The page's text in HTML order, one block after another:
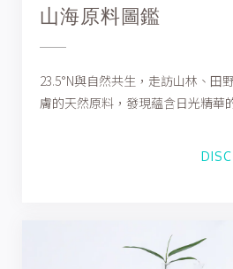
山海原料圖鑑
23.5°N與自然共生，走訪山林、田
膚的天然原料，發現蘊含日光精華